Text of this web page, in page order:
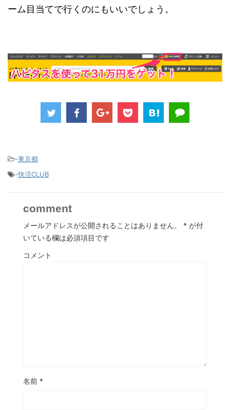
ーム目当てで行くのにもいいでしょう。
-東京都
-快活CLUB
comment
メールアドレスが公開されることはありません。 * が付
いている欄は必須項目です
コメント
名前 *